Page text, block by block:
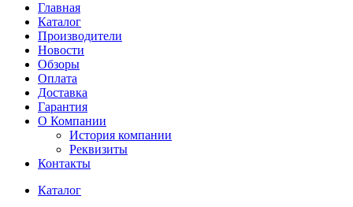
Главная
Каталог
Производители
Новости
Обзоры
Оплата
Доставка
Гарантия
О Компании
История компании
Реквизиты
Контакты
Каталог